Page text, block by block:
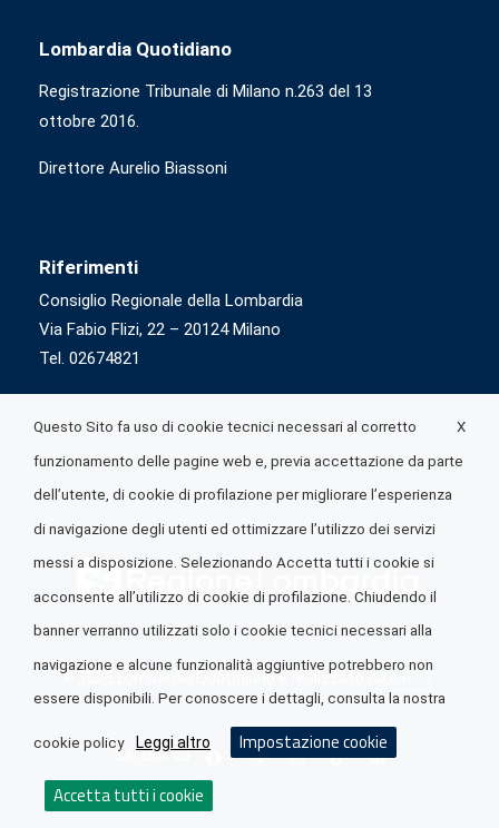
Lombardia Quotidiano
Registrazione Tribunale di Milano n.263 del 13
ottobre 2016.
Direttore Aurelio Biassoni
Riferimenti
Consiglio Regionale della Lombardia
Via Fabio Flizi, 22 – 20124 Milano
Tel. 02674821
© 2026 Lombardia Quotidiano è realizzato daA.R.I.A.
Seguici su
X
Questo Sito fa uso di cookie tecnici necessari al corretto
funzionamento delle pagine web e, previa accettazione da parte
dell’utente, di cookie di profilazione per migliorare l’esperienza
di navigazione degli utenti ed ottimizzare l’utilizzo dei servizi
messi a disposizione. Selezionando Accetta tutti i cookie si
acconsente all’utilizzo di cookie di profilazione. Chiudendo il
banner verranno utilizzati solo i cookie tecnici necessari alla
navigazione e alcune funzionalità aggiuntive potrebbero non
essere disponibili. Per conoscere i dettagli, consulta la nostra
cookie policy Leggi altro Impostazione cookie
Accetta tutti i cookie